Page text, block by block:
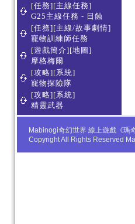
[任務][主線任務]
G25主線任務 - 日蝕
[任務][主線/故事劇情]
寵物訓練師任務
[遊戲簡介][地圖]
摩格梅爾
[攻略][系統]
寵物探險隊
[攻略][系統]
精靈武器
Mabinogi奇幻世界 線上遊戲《瑪
Copyright All Rights Reserved